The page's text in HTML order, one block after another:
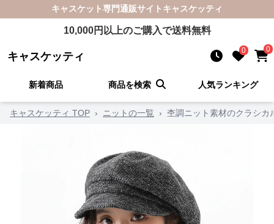
キャスケット専門通販サイト キャスケッティ
10,000円以上のご購入で送料無料
キャスケッティ 0 0
新着商品 商品を検索 人気ランキング
キャスケッティ TOP › ニットの一覧 › 杢調ニット素材のクラシカ